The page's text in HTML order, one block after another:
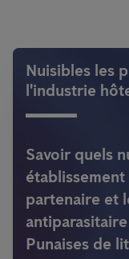
Nuisibles les
l'industrie
Savoir quels
partenaire et
Punaises de